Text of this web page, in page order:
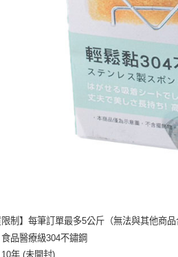
制】每筆訂單最多5公斤（無法與其他商
食品醫療級304不鏽鋼
10年 (未開封)